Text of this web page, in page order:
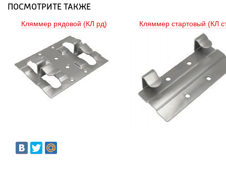
ПОСМОТРИТЕ ТАКЖЕ
Кляммер рядовой (КЛ рд) Кляммер стартовый (КЛ